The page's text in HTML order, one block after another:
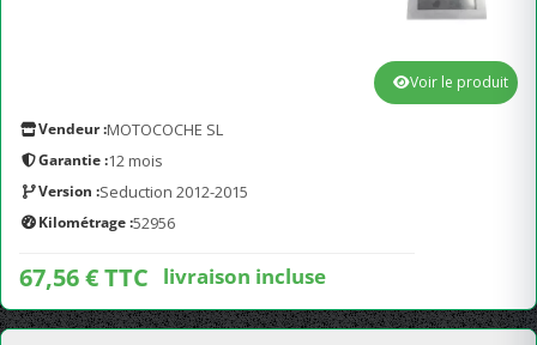
Vendeur :MOTOCOCHE SL
Garantie :12 mois
Version :Seduction 2012-2015
Kilométrage :52956
67,56 € TTC livraison incluse
Voir le produit